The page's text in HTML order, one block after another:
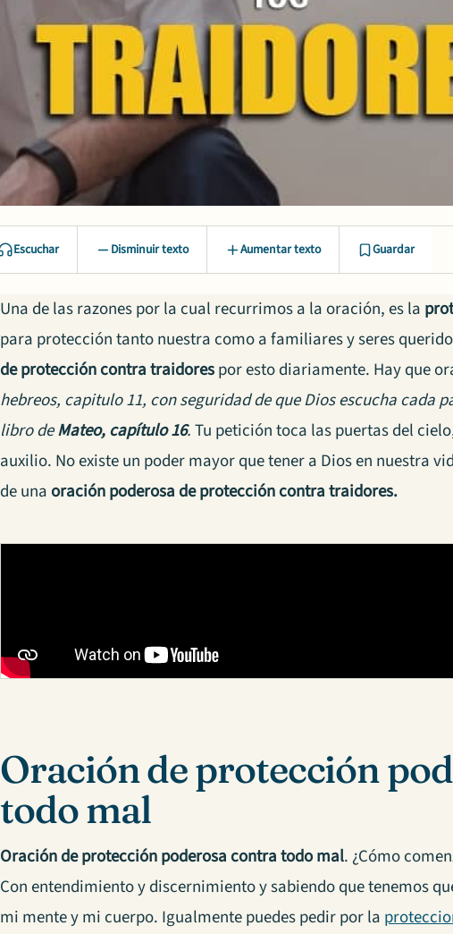
Escuchar Disminuir texto Aumentar texto Guardar
Una de las razones por la cual recurrimos a la oración, es la
para protección tanto nuestra como a familiares y seres
de protección contratraidorespor esto diariamente. Hay que
hebreos, capitulo 11, con seguridad de que Dios escucha cada
libro deMateo, capítulo 16.Tu petición toca las puertas del
auxilio. No existe un poder mayor que tener a Dios en nuestra
de una oración poderosa de protección contra traidores.
Oración de protección
todo mal
Oración de protección poderosa contra todo mal. ¿Cómo
Con entendimiento y discernimiento y sabiendo que tenemos
mi mente y mi cuerpo. Igualmente puedes pedir por la